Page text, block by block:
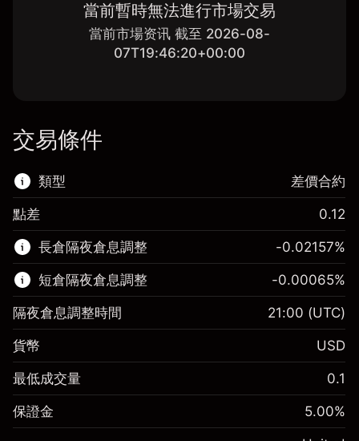
當前暫時無法進行市場交易
當前市場资讯 截至 2026-08-
07T19:46:20+00:00
交易條件
類型
該金融市場可進行差價合約交易。
了解更多：
差價合約
差價合約
點差 0.12
長倉隔夜倉息調整
保證金。您的投資 $1,000.00
隔夜倉息
-0.021568
%
(-$4.31)
-0.02157%
短倉隔夜倉息調整
保證金。您的投資 $1,000.00
隔夜倉息
-0.000654
-0.00065%
隔夜倉息調整時間 21:00 (UTC)
貨幣 USD
最低成交量 0.1
保證金 5.00%